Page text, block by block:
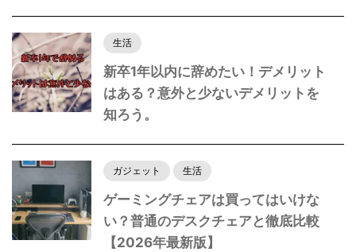
生活
新卒1年以内に辞めたい！デメリット
はある？意外と少ないデメリットを
知ろう。
ガジェット 生活
ゲーミングチェアは買ってはいけな
い？普通のデスクチェアと徹底比較
【2026年最新版】